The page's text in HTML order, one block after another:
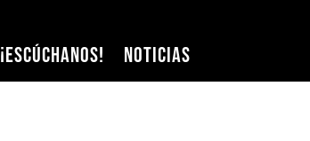
¡Escúchanos! Noticias